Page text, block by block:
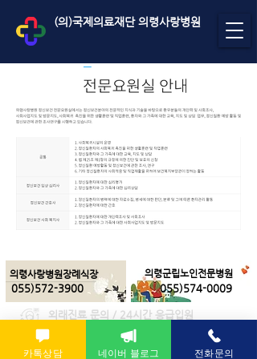
(의)국제의료재단 의령사랑병원
의령사랑병원장례식장
055)572-3900
의령군립노인전문병원
055)574-0009
외래진료 문의 / 24시간 응급입원
055-600-2000
카톡상담 네이버 블로그 전화문의